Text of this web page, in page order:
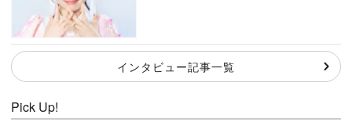
インタビュー記事一覧
Pick Up!